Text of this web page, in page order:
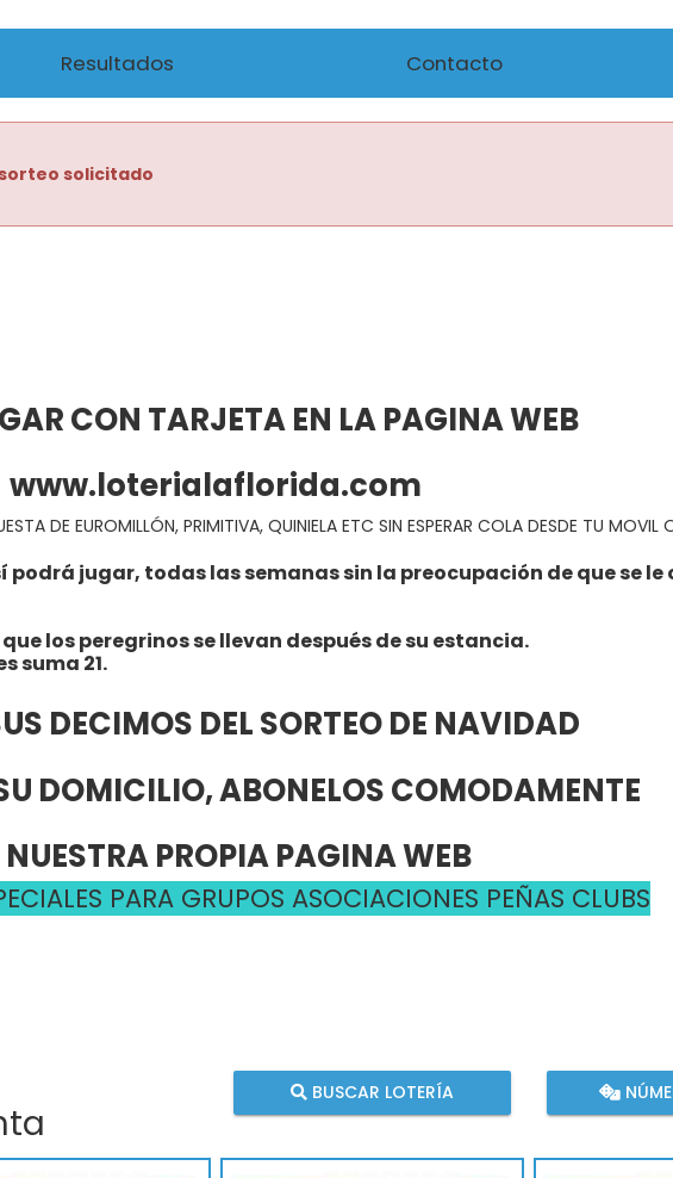
Resultados Contacto
sorteo solicitado
CON TARJETA EN LA PAGINA WEB
www.loterialaflorida.com
DE EUROMILLÓN, PRIMITIVA, QUINIELA ETC SIN ESPERAR COLA DESDE TU MOVIL
podrá jugar, todas las semanas sin la preocupación de que se le
los peregrinos se llevan después de su estancia.
suma 21.
DECIMOS DEL SORTEO DE NAVIDAD
DOMICILIO, ABONELOS COMODAMENTE
NUESTRA PROPIA PAGINA WEB
PARA GRUPOS ASOCIACIONES PEÑAS CLUBS
BUSCAR LOTERÍA